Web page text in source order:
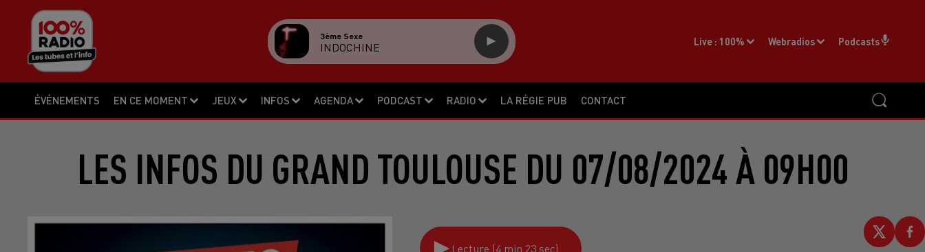
ÉVÉNEMENTS EN CE MOMENT JEUX INFOS AGENDA PODCAST RADIO LA RÉGIE PUB CONTACT
Live : 100% Webradios Podcasts
3ème Sexe
INDOCHINE
LES INFOS DU GRAND TOULOUSE DU 07/08/2024 À 09H00
Lecture (4 min 23 sec)